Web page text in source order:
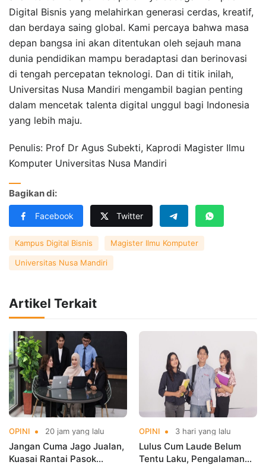
Digital Bisnis yang melahirkan generasi cerdas, kreatif,
dan berdaya saing global. Kami percaya bahwa masa
depan bangsa ini akan ditentukan oleh sejauh mana
dunia pendidikan mampu beradaptasi dan berinovasi
di tengah percepatan teknologi. Dan di titik inilah,
Universitas Nusa Mandiri mengambil bagian penting
dalam mencetak talenta digital unggul bagi Indonesia
yang lebih maju.
Penulis: Prof Dr Agus Subekti, Kaprodi Magister Ilmu
Komputer Universitas Nusa Mandiri
Bagikan di:
Facebook Twitter
Kampus Digital Bisnis Magister Ilmu Komputer
Universitas Nusa Mandiri
Artikel Terkait
OPINI 20 jam yang lalu
Jangan Cuma Jago Jualan,
Kuasai Rantai Pasok
OPINI 3 hari yang lalu
Lulus Cum Laude Belum
Tentu Laku, Pengalaman